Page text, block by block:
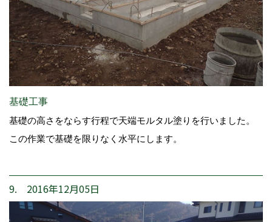
基礎工事
基礎の高さをならす行程で天端モルタル塗りを行いました。
この作業で基礎を限りなく水平にします。
9. 2016年12月05日